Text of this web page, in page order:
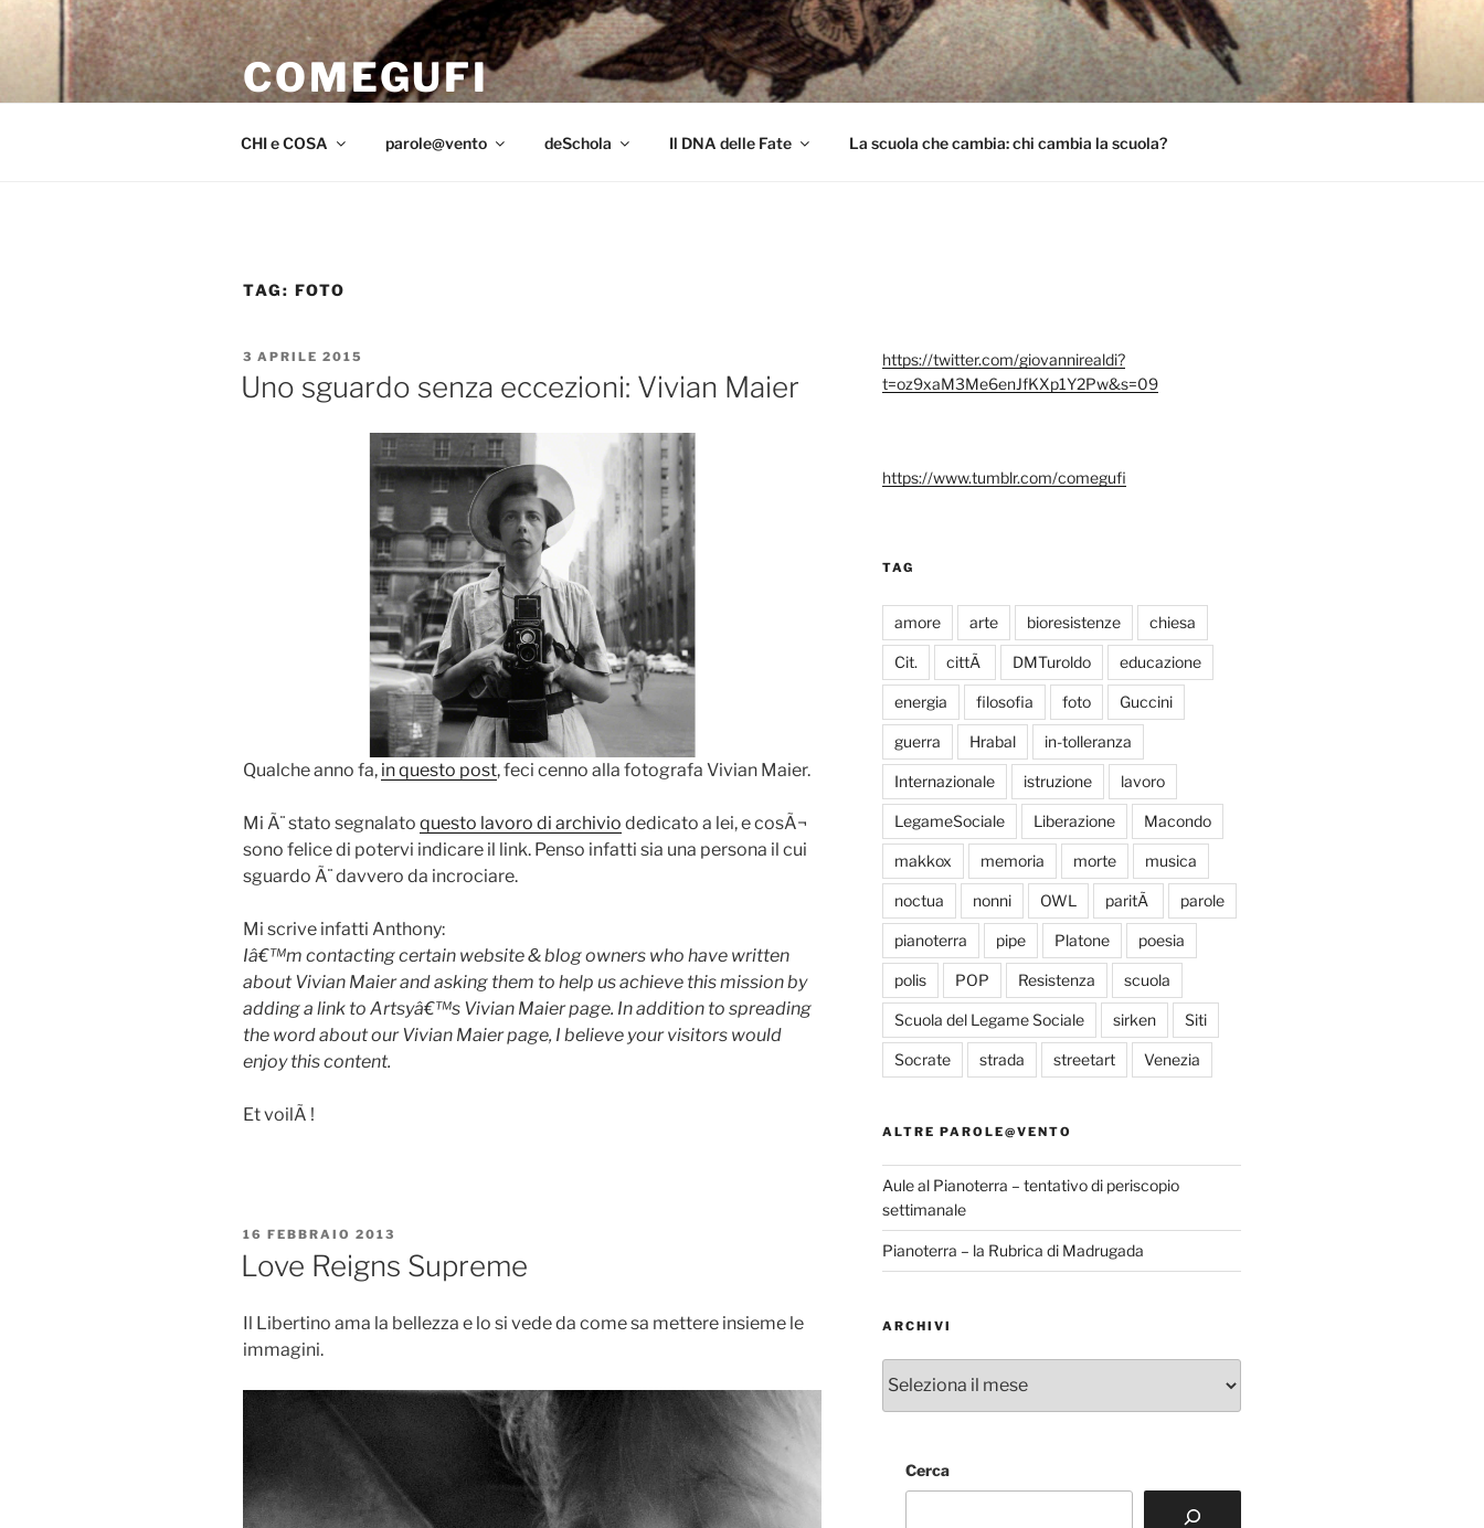
contenuto
COMEGUFI
CHI e COSA parole@vento deSchola Il DNA delle Fate La scuola che cambia: chi cambia la scuola?
TAG: FOTO
PUBBLICATO
IL
3 APRILE 2015
Uno sguardo senza eccezioni: Vivian Maier
Qualche anno fa, in questo post, feci cenno alla fotografa Vivian Maier.
Mi Ã¨ stato segnalato questo lavoro di archivio dedicato a lei, e cosÃ¬
sono felice di potervi indicare il link. Penso infatti sia una persona il cui
sguardo Ã¨ davvero da incrociare.
Mi scrive infatti Anthony:
Iâ€™m contacting certain website & blog owners who have written
about Vivian Maier and asking them to help us achieve this mission by
adding a link to Artsyâ€™s Vivian Maier page. In addition to spreading
the word about our Vivian Maier page, I believe your visitors would
enjoy this content.
Et voilÃ !
PUBBLICATO
IL
16 FEBBRAIO 2013
Love Reigns Supreme
Il Libertino ama la bellezza e lo si vede da come sa mettere insieme le
immagini.
https://twitter.com/giovannirealdi?
t=oz9xaM3Me6enJfKXp1Y2Pw&s=09
https://www.tumblr.com/comegufi
TAG
amore arte bioresistenze chiesa
Cit. cittÃ DMTuroldo educazione
energia filosofia foto Guccini
guerra Hrabal in-tolleranza
Internazionale istruzione lavoro
LegameSociale Liberazione Macondo
makkox memoria morte musica
noctua nonni OWL paritÃ parole
pianoterra pipe Platone poesia
polis POP Resistenza scuola
Scuola del Legame Sociale sirken Siti
Socrate strada streetart Venezia
ALTRE PAROLE@VENTO
Aule al Pianoterra – tentativo di periscopio
settimanale
Pianoterra – la Rubrica di Madrugada
ARCHIVI
Cerca